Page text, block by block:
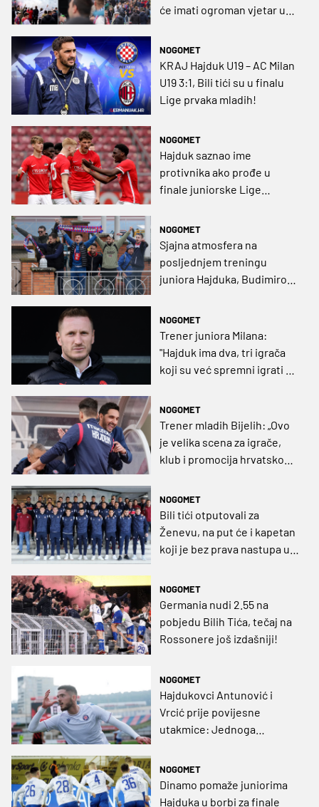
će imati ogroman vjetar u
NOGOMET
KRAJ Hajduk U19 – AC Milan
U19 3:1, Bili tići su u finalu
Lige prvaka mladih!
NOGOMET
Hajduk saznao ime
protivnika ako prođe u
finale juniorske Lige
NOGOMET
Sjajna atmosfera na
posljednjem treningu
juniora Hajduka, Budimirove
NOGOMET
Trener juniora Milana:
"Hajduk ima dva, tri igrača
koji su već spremni igrati za
NOGOMET
Trener mladih Bijelih: „Ovo
je velika scena za igrače,
klub i promocija hrvatskog
NOGOMET
Bili tići otputovali za
Ženevu, na put će i kapetan
koji je bez prava nastupa u
NOGOMET
Germania nudi 2.55 na
pobjedu Bilih Tića, tečaj na
Rossonere još izdašniji!
NOGOMET
Hajdukovci Antunović i
Vrcić prije povijesne
utakmice: Jednoga
do finala stići
NOGOMET
Dinamo pomaže juniorima
Hajduka u borbi za finale